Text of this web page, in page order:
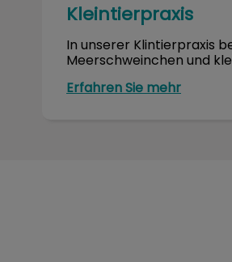
Kleintierpraxis
In unserer Klintierpraxis
Meerschweinchen und
Erfahren Sie mehr